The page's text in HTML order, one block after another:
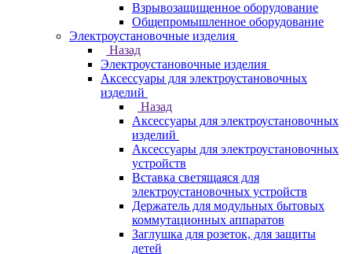
Взрывозащищенное оборудование
Общепромышленное оборудование
Электроустановочные изделия
Назад
Электроустановочные изделия
Аксессуары для электроустановочных
изделий
Назад
Аксессуары для электроустановочных
изделий
Аксессуары для электроустановочных
устройств
Вставка светящаяся для
электроустановочных устройств
Держатель для модульных бытовых
коммутационных аппаратов
Заглушка для розеток, для защиты
детей